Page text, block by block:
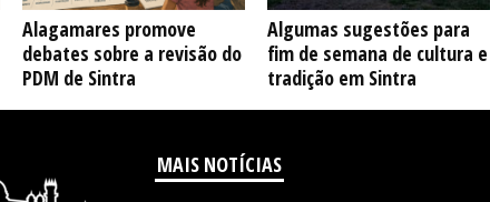
Alagamares promove
debates sobre a revisão do
PDM de Sintra
Algumas sugestões para
fim de semana de cultura e
tradição em Sintra
MAIS NOTÍCIAS